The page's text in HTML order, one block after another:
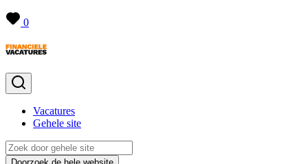
0
Vacatures
Gehele site